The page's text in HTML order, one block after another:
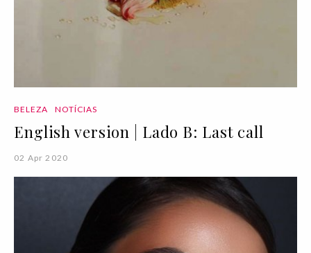
BELEZA NOTÍCIAS
English version | Lado B: Last call
02 Apr 2020